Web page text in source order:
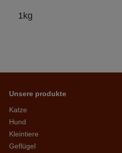
1kg
Unsere produkte
Katze
Hund
Kleintiere
Geflügel